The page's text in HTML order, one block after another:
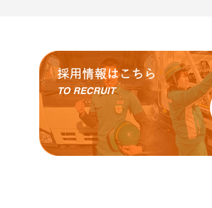
採用情報はこちら
TO RECRUIT